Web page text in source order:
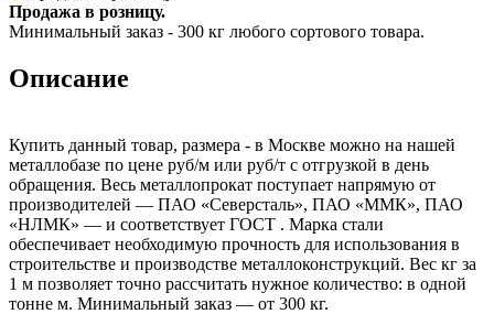
Продажа в розницу.
Минимальный заказ - 300 кг любого сортового товара.
Описание
Купить данный товар, размера - в Москве можно на нашей
металлобазе по цене руб/м или руб/т с отгрузкой в день
обращения. Весь металлопрокат поступает напрямую от
производителей — ПАО «Северсталь», ПАО «ММК», ПАО
«НЛМК» — и соответствует ГОСТ . Марка стали
обеспечивает необходимую прочность для использования в
строительстве и производстве металлоконструкций. Вес кг за
1 м позволяет точно рассчитать нужное количество: в одной
тонне м. Минимальный заказ — от 300 кг.